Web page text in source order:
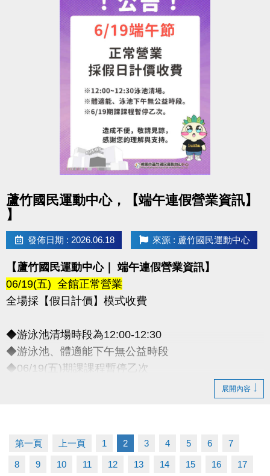
-洽詢專線：03-2639066 #111
-官網 :
https://www.lzsports.com.tw/zh_TW/news/pageID/1/
-FB : 桃園市蘆竹國民運動中心
-IG : @luzhusports
蘆竹國民運動中心，【端午連假營業資訊】
】
發佈日期 : 2026.06.18 來源 : 蘆竹國民運動中心
【蘆竹國民運動中心｜ 端午連假營業資訊】
06/19(五) 全館正常營業
全場採【假日計價】模式收費
◆游泳池清場時段為12:00-12:30
◆游泳池、體適能下午無公益時段
◆06/19(五)期課課程暫停乙次
-洽詢專線：03-2639066 #115
-官網 :
https://www.lzsports.com.tw/zh_TW/news/pageID/1/
展開內容
第一頁 上一頁 1 2 3 4 5 6 7
8 9 10 11 12 13 14 15 16 17